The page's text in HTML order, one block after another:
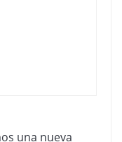
una nueva